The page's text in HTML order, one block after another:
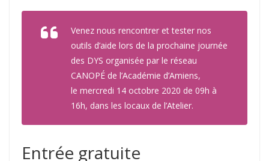
Venez nous rencontrer et tester nos
outils d’aide lors de la prochaine journée
des DYS organisée par le réseau
CANOPÉ de l’Académie d’Amiens,
le mercredi 14 octobre 2020 de 09h à
16h, dans les locaux de l’Atelier.
Entrée gratuite